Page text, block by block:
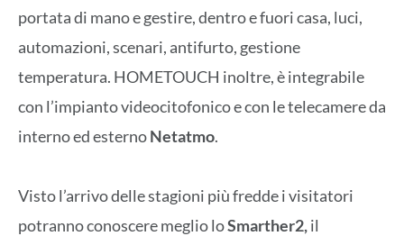
portata di mano e gestire, dentro e fuori casa, luci,
automazioni, scenari, antifurto, gestione
temperatura. HOMETOUCH inoltre, è integrabile
con l’impianto videocitofonico e con le telecamere da
interno ed esternoNetatmo.
Visto l’arrivo delle stagioni più fredde i visitatori
potranno conoscere meglio loSmarther2,il